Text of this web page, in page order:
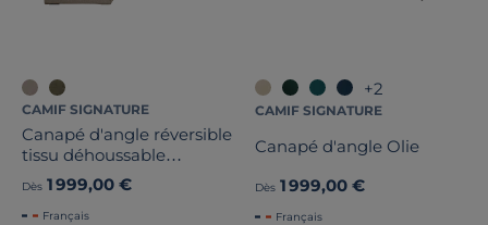
CAMIF SIGNATURE
Canapé d'angle réversible
tissu déhoussable
Marbella
Dès 1 999,00 €
Français
+2
CAMIF SIGNATURE
Canapé d'angle Olie
Dès 1 999,00 €
Français